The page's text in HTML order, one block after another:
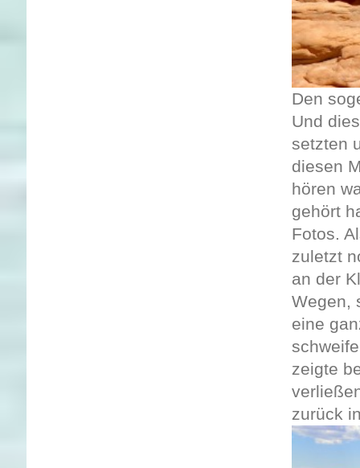
Den
Und
setzten
diesen
hören
gehört
Fotos.
zuletzt
an der
Wegen,
eine
zeigte
zurück